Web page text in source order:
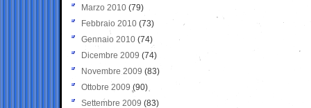
Marzo 2010 (79)
Febbraio 2010 (73)
Gennaio 2010 (74)
Dicembre 2009 (74)
Novembre 2009 (83)
Ottobre 2009 (90)
Settembre 2009 (83)